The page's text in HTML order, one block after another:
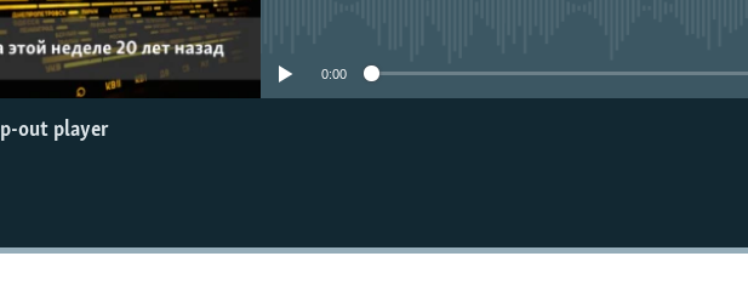
0:00
out player